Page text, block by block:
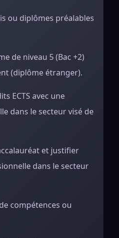
ou diplômes préalables
de niveau 5 (Bac +2)
(diplôme étranger).
ECTS avec une
dans le secteur visé de
et justifier
dans le secteur
compétences ou